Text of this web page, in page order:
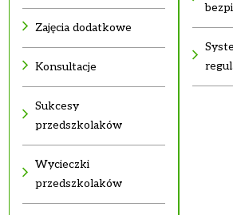
Zajęcia dodatkowe
Konsultacje
Sukcesy
przedszkolaków
Wycieczki
przedszkolaków